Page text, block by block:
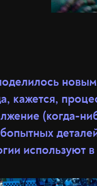
кажется,
(когда-
используют